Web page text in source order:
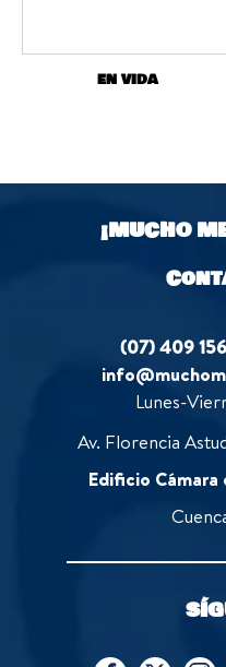
EN VIDA
¡MUCHO
(07) 409
Lunes-
Av. Florencia
Edificio